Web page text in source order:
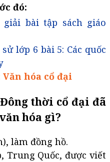
đó:
bài tập sách giáo
lớp 6 bài 5: Các quốc
hóa cổ đại
thời cổ đại đã
hóa gì?
làm đồng hồ.
Trung Quốc, được viết